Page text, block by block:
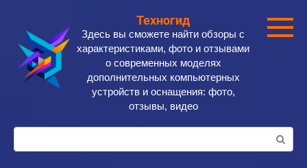
контенту
Техногид
Здесь вы сможете найти обзоры с
характеристиками, фото и отзывами
о современных моделях
дополнительных компьютерных
устройств и оснащения: фото,
отзывы, видео
Поиск: